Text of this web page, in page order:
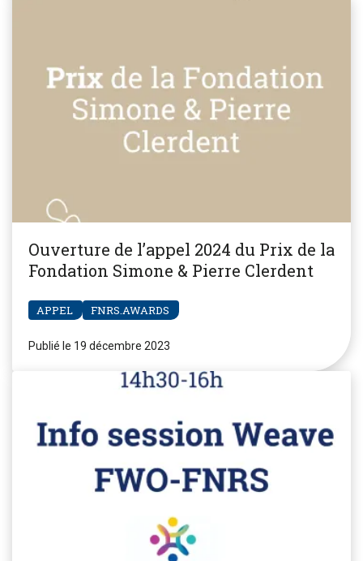
Ouverture de l’appel 2024 du Prix de la
Fondation Simone & Pierre Clerdent
APPEL FNRS.AWARDS
Publié le 19 décembre 2023